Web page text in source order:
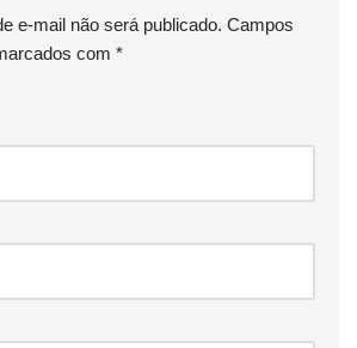
e-mail não será publicado. Campos
com *